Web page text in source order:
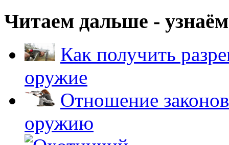
Читаем дальше -
Как получить
оружие
Отношение
оружию